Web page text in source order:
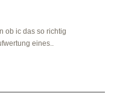
ob ic das so richtig
eines..